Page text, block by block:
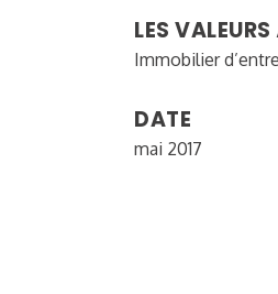
LES
Immobilier
DATE
mai 2017